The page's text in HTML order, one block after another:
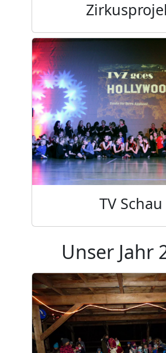
TV Schau
Unser Jahr